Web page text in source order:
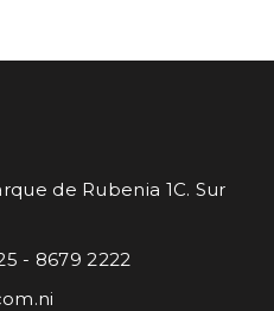
de Rubenia 1C. Sur
- 8679 2222